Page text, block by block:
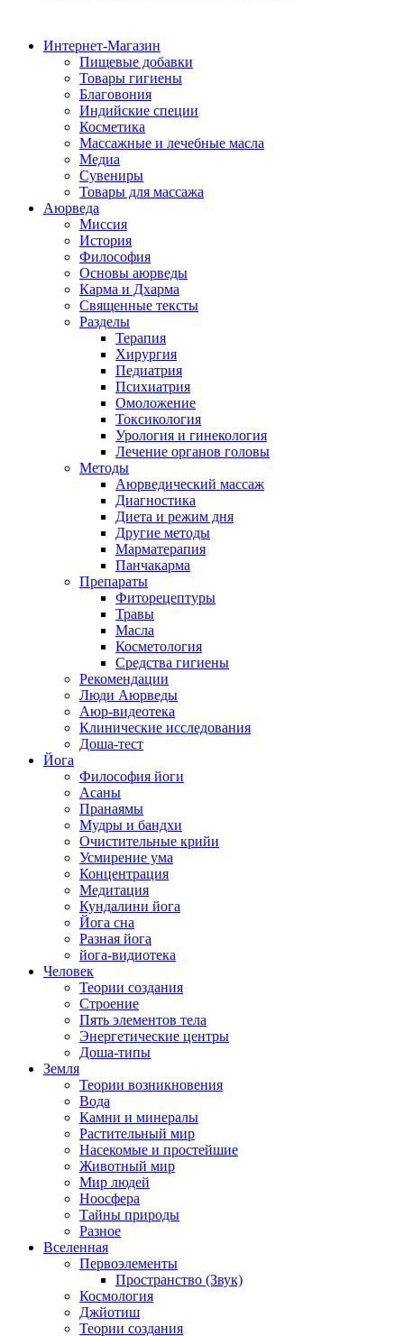
Интернет-Магазин
Пищевые добавки
Товары гигиены
Благовония
Индийские специи
Косметика
Массажные и лечебные масла
Медиа
Сувениры
Товары для массажа
Аюрведа
Миссия
История
Философия
Основы аюрведы
Карма и Дхарма
Священные тексты
Разделы
Терапия
Хирургия
Педиатрия
Психиатрия
Омоложение
Токсикология
Урология и гинекология
Лечение органов головы
Методы
Аюрведический массаж
Диагностика
Диета и режим дня
Другие методы
Марматерапия
Панчакарма
Препараты
Фиторецептуры
Травы
Масла
Косметология
Средства гигиены
Рекомендации
Люди Аюрведы
Аюр-видеотека
Клинические исследования
Доша-тест
Йога
Философия йоги
Асаны
Пранаямы
Мудры и бандхи
Очистительные крийи
Усмирение ума
Концентрация
Медитация
Кундалини йога
Йога сна
Разная йога
йога-видиотека
Человек
Теории создания
Строение
Пять элементов тела
Энергетические центры
Доша-типы
Земля
Теории возникновения
Вода
Камни и минералы
Растительный мир
Насекомые и простейшие
Животный мир
Мир людей
Ноосфера
Тайны природы
Разное
Вселенная
Первоэлементы
Пространство (Звук)
Космология
Джйотиш
Теории создания